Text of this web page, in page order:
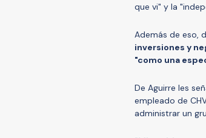
que vi" y la
Además de eso,
inversiones y
"como una
De Aguirre les
empleado de
administrar un